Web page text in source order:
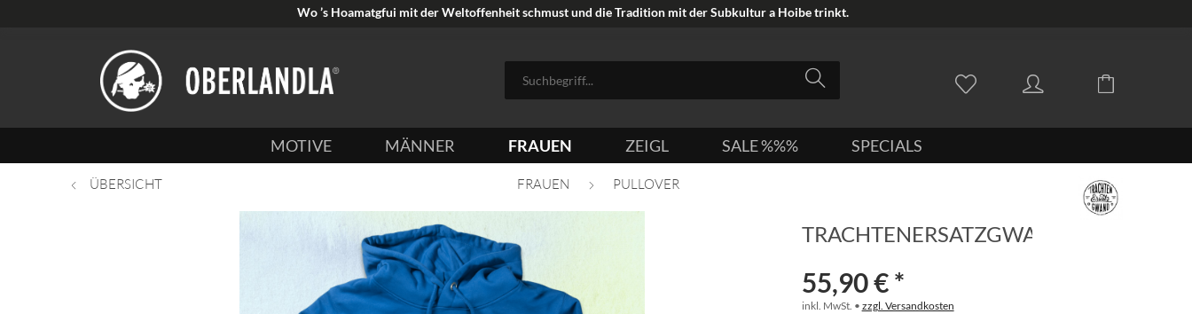
Wo ’s Hoamatgfui mit der Weltoffenheit schmust und die Tradition mit der Subkultur a Hoibe trinkt.
MOTIVE MÄNNER FRAUEN ZEIGL SALE %%% SPECIALS
ÜBERSICHT FRAUEN PULLOVER
TRACHTENERSATZGWAND
55,90 € *
inkl. MwSt. • zzgl. Versandkosten